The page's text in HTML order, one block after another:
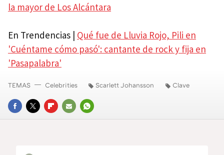
la mayor de Los Alcántara
En Trendencias | Qué fue de Lluvia Rojo, Pili en
'Cuéntame cómo pasó': cantante de rock y fija en
'Pasapalabra'
FACEBOOK
TWITTERFLIPBOARD
E-
WHATSAPP
TEMAS Celebrities Scarlett Johansson Clave